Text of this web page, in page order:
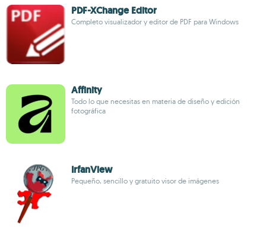
PDF-XChange Editor
Completo visualizador y editor de PDF para Windows
Affinity
Todo lo que necesitas en materia de diseño y edición
fotográfica
IrfanView
Pequeño, sencillo y gratuito visor de imágenes